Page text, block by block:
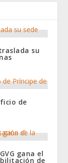
su
de
gana el
de